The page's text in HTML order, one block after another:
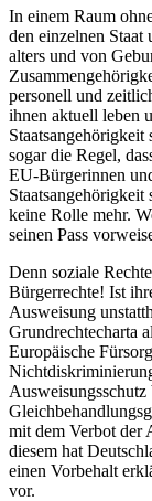
In einem Raum
den einzelnen Staat
alters und von
personell und
ihnen aktuell leben
sogar die Regel,
EU-Bürgerinnen
keine Rolle mehr.
seinen Pass
Denn soziale
Bürgerrechte! Ist
Ausweisung
Grundrechtecharta
Europäische
mit dem Verbot der
diesem hat
einen Vorbehalt
vor.